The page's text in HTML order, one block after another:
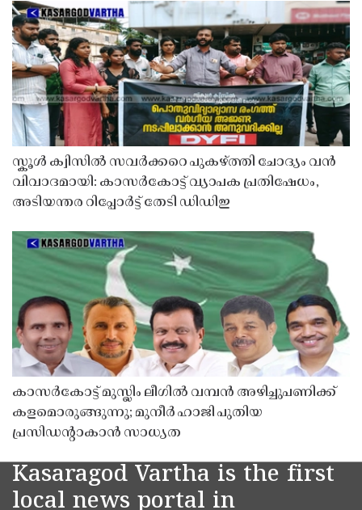
സ്കൂൾ ക്വിസിൽ സവർക്കറെ പുകഴ്ത്തി ചോദ്യം വൻ
വിവാദമായി: കാസർകോട്ട് വ്യാപക പ്രതിഷേധം,
അടിയന്തര റിപ്പോർട്ട് തേടി ഡിഡിഇ
കാസർകോട്ട് മുസ്ലിം ലീഗിൽ വമ്പൻ അഴിച്ചുപണിക്ക്
കളമൊരുങ്ങുന്നു; മുനീർ ഹാജി പുതിയ
പ്രസിഡൻ്റാകാൻ സാധ്യത
Kasaragod Vartha is the first
local news portal in